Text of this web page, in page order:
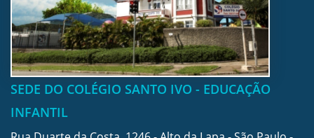
SEDE DO COLÉGIO SANTO IVO - EDUCAÇÃO
INFANTIL